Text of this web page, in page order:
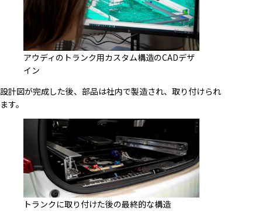
アウディのトランク用カスタム構造のCADデザ
イン
設計図が完成した後、部品は社内で製造され、取り付けられ
ます。
トランクに取り付けた後の最終的な構造